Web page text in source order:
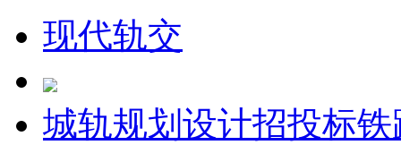
现代轨交
城轨规划设计招投标铁